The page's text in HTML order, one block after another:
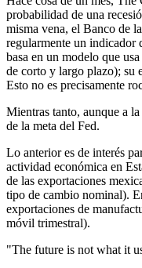
probabilidad de una
misma vena, el Banco de
regularmente un indicador
basa en un modelo que
de corto y largo plazo); su
Esto no es precisamente
Mientras tanto, aunque a
de la meta del Fed.
Lo anterior es de interés
actividad económica en
de las exportaciones
tipo de cambio nominal).
exportaciones de
móvil trimestral).
"The future is not what it